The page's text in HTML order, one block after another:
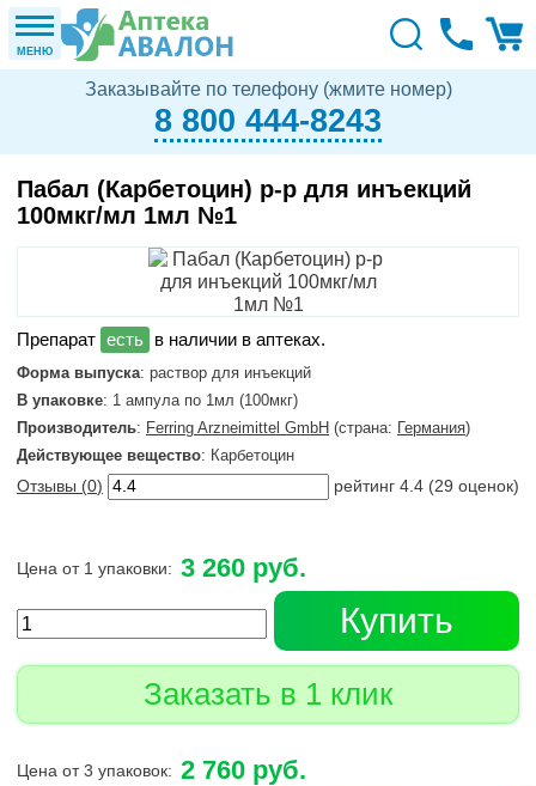
МЕНЮ
Заказывайте по телефону (жмите номер)
8 800 444-8243
Пабал (Карбетоцин) р-р для инъекций
100мкг/мл 1мл №1
в наличии в аптеках.
Форма выпуска: раствор для инъекций
В упаковке: 1 ампула по 1мл (100мкг)
Производитель: Ferring Arzneimittel GmbH (страна: Германия)
Действующее вещество: Карбетоцин
Отзывы (0) рейтинг 4.4 (29 оценок)
Цена от 1 упаковки: 3 260 руб.
Купить
Заказать в 1 клик
Цена от 3 упаковок: 2 760 руб.